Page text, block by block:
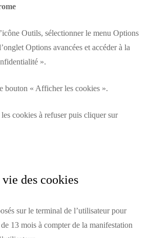
Outils, sélectionner le menu Options
Options avancées et accéder à la
».
bouton « Afficher les cookies ».
cookies à refuser puis cliquer sur
des cookies
sur le terminal de l’utilisateur pour
13 mois à compter de la manifestation